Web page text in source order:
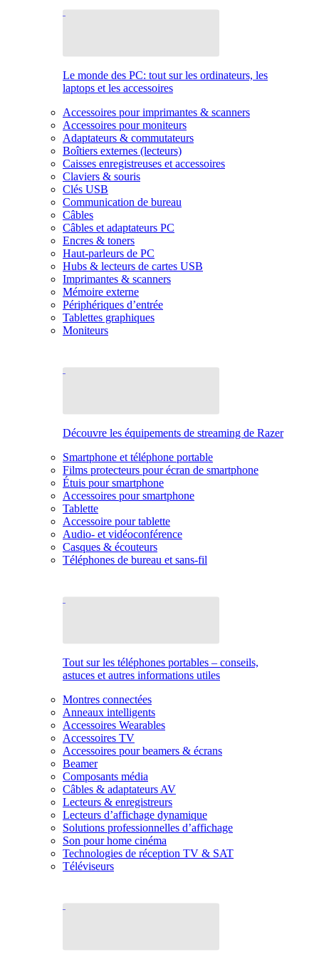
Le monde des PC: tout sur les ordinateurs, les
laptops et les accessoires
Accessoires pour imprimantes & scanners
Accessoires pour moniteurs
Adaptateurs & commutateurs
Boîtiers externes (lecteurs)
Caisses enregistreuses et accessoires
Claviers & souris
Clés USB
Communication de bureau
Câbles
Câbles et adaptateurs PC
Encres & toners
Haut-parleurs de PC
Hubs & lecteurs de cartes USB
Imprimantes & scanners
Mémoire externe
Périphériques d’entrée
Tablettes graphiques
Moniteurs
Découvre les équipements de streaming de Razer
Smartphone et téléphone portable
Films protecteurs pour écran de smartphone
Étuis pour smartphone
Accessoires pour smartphone
Tablette
Accessoire pour tablette
Audio- et vidéoconférence
Casques & écouteurs
Téléphones de bureau et sans-fil
Tout sur les téléphones portables – conseils,
astuces et autres informations utiles
Montres connectées
Anneaux intelligents
Accessoires Wearables
Accessoires TV
Accessoires pour beamers & écrans
Beamer
Composants média
Câbles & adaptateurs AV
Lecteurs & enregistreurs
Lecteurs d’affichage dynamique
Solutions professionnelles d’affichage
Son pour home cinéma
Technologies de réception TV & SAT
Téléviseurs